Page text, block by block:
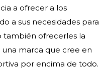
a ofrecer a los
a sus necesidades para
también ofrecerles la
marca que cree en
por encima de todo.